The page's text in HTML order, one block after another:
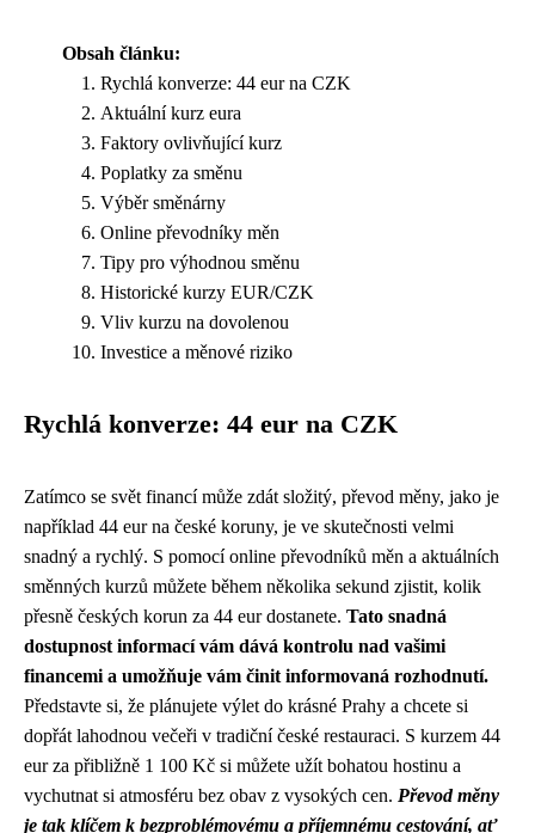
Obsah článku:
Rychlá konverze: 44 eur na CZK
Aktuální kurz eura
Faktory ovlivňující kurz
Poplatky za směnu
Výběr směnárny
Online převodníky měn
Tipy pro výhodnou směnu
Historické kurzy EUR/CZK
Vliv kurzu na dovolenou
Investice a měnové riziko
Rychlá konverze: 44 eur na CZK
Zatímco se svět financí může zdát složitý, převod měny, jako je
například 44 eur na české koruny, je ve skutečnosti velmi
snadný a rychlý. S pomocí online převodníků měn a aktuálních
směnných kurzů můžete během několika sekund zjistit, kolik
přesně českých korun za 44 eur dostanete. Tato snadná
dostupnost informací vám dává kontrolu nad vašimi
financemi a umožňuje vám činit informovaná rozhodnutí.
Představte si, že plánujete výlet do krásné Prahy a chcete si
dopřát lahodnou večeři v tradiční české restauraci. S kurzem 44
eur za přibližně 1 100 Kč si můžete užít bohatou hostinu a
vychutnat si atmosféru bez obav z vysokých cen. Převod měny
je tak klíčem k bezproblémovému a příjemnému cestování, ať